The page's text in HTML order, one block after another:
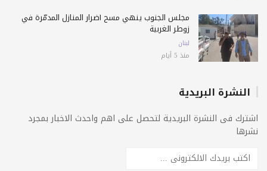
مجلس الجنوب ينهي مسح أضرار المنازل المدمّرة في
زوطر الغربية
لبنان
منذ 5 أيام
النشرة البريدية
اشترك فى النشرة البريدية لتحصل على اهم واحدث الاخبار بمجرد
نشرها